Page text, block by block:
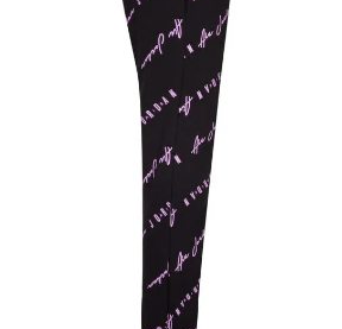
poleron jordan
poleron
poleras
pantalon
polerones
conjunto